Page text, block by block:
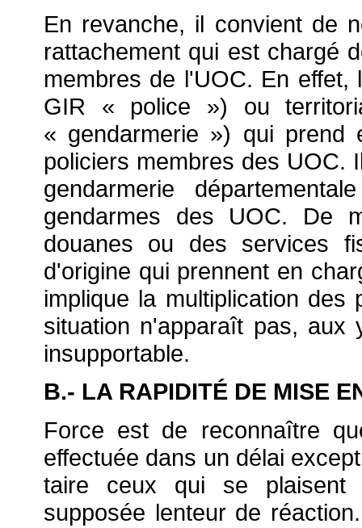
En revanche, il convient de
rattachement qui est chargé
membres de l'UOC. En
GIR « police ») ou
« gendarmerie ») qui
policiers membres des UOC.
gendarmerie
gendarmes des UOC. De
douanes ou des services
d'origine qui prennent en
implique la multiplication
situation n'apparaît pas, aux
insupportable.
B.- LA RAPIDITÉ DE MISE
Force est de reconnaître
effectuée dans un délai
taire ceux qui se plaisent
supposée lenteur de